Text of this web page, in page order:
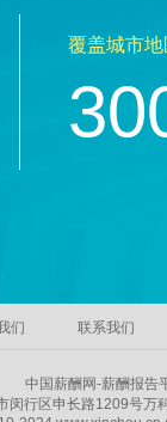
覆盖城市地
们 联系我们
中国薪酬网-薪酬报告
闵行区申长路1209号万